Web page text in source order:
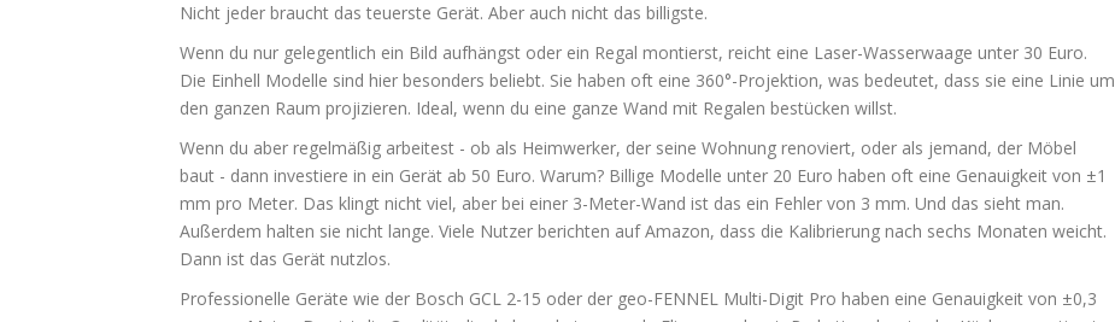
Nicht jeder braucht das teuerste Gerät. Aber auch nicht das billigste.
Wenn du nur gelegentlich ein Bild aufhängst oder ein Regal montierst, reicht eine Laser-Wasserwaage unter 30 Euro.
Die Einhell Modelle sind hier besonders beliebt. Sie haben oft eine 360°-Projektion, was bedeutet, dass sie eine Linie um
den ganzen Raum projizieren. Ideal, wenn du eine ganze Wand mit Regalen bestücken willst.
Wenn du aber regelmäßig arbeitest - ob als Heimwerker, der seine Wohnung renoviert, oder als jemand, der Möbel
baut - dann investiere in ein Gerät ab 50 Euro. Warum? Billige Modelle unter 20 Euro haben oft eine Genauigkeit von ±1
mm pro Meter. Das klingt nicht viel, aber bei einer 3-Meter-Wand ist das ein Fehler von 3 mm. Und das sieht man.
Außerdem halten sie nicht lange. Viele Nutzer berichten auf Amazon, dass die Kalibrierung nach sechs Monaten weicht.
Dann ist das Gerät nutzlos.
Professionelle Geräte wie der Bosch GCL 2-15 oder der geo-FENNEL Multi-Digit Pro haben eine Genauigkeit von ±0,3